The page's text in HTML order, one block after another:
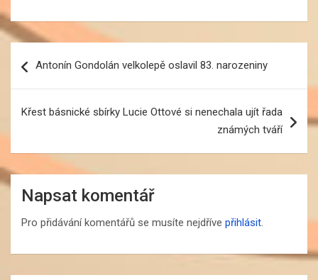
proAntonín Gondolán velkolepě oslavil 83. narozeniny
Křest básnické sbírky Lucie Ottové si nenechala ujít řada
známých tváří
Napsat komentář
Pro přidávání komentářů se musíte nejdříve přihlásit.